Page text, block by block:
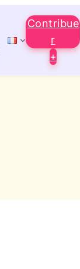
Contribue
r
+